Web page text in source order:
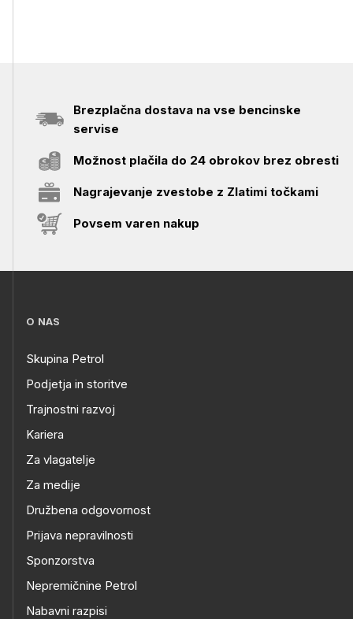
Brezplačna dostava na vse bencinske
servise
Možnost plačila do 24 obrokov brez obresti
Nagrajevanje zvestobe z Zlatimi točkami
Povsem varen nakup
O NAS
Skupina Petrol
Podjetja in storitve
Trajnostni razvoj
Kariera
Za vlagatelje
Za medije
Družbena odgovornost
Prijava nepravilnosti
Sponzorstva
Nepremičnine Petrol
Nabavni razpisi